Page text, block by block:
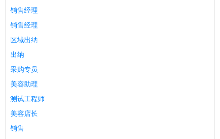
销售经理
销售经理
区域出纳
出纳
采购专员
美容助理
测试工程师
美容店长
销售